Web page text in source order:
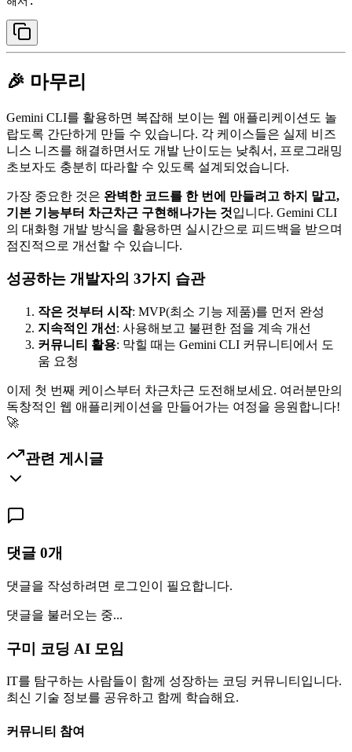
🎉 마무리
Gemini CLI를 활용하면 복잡해 보이는 웹 애플리케이션도 놀
랍도록 간단하게 만들 수 있습니다. 각 케이스들은 실제 비즈
니스 니즈를 해결하면서도 개발 난이도는 낮춰서, 프로그래밍
초보자도 충분히 따라할 수 있도록 설계되었습니다.
가장 중요한 것은 완벽한 코드를 한 번에 만들려고 하지 말고,
기본 기능부터 차근차근 구현해나가는 것입니다. Gemini CLI
의 대화형 개발 방식을 활용하면 실시간으로 피드백을 받으며
점진적으로 개선할 수 있습니다.
성공하는 개발자의 3가지 습관
작은 것부터 시작: MVP(최소 기능 제품)를 먼저 완성
지속적인 개선 : 사용해보고 불편한 점을 계속 개선
커뮤니티 활용: 막힐 때는 Gemini CLI 커뮤니티에서 도
움 요청
이제 첫 번째 케이스부터 차근차근 도전해보세요. 여러분만의
독창적인 웹 애플리케이션을 만들어가는 여정을 응원합니다!
🚀
관련 게시글
댓글 0개
댓글을 작성하려면 로그인이 필요합니다.
댓글을 불러오는 중...
구미 코딩 AI 모임
IT를 탐구하는 사람들이 함께 성장하는 코딩 커뮤니티입니다.
최신 기술 정보를 공유하고 함께 학습해요.
커뮤니티 참여